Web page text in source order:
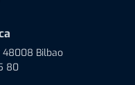
48008 Bilbao
80